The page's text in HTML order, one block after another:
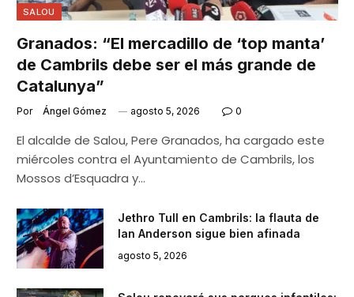
SALOU
Granados: “El mercadillo de ‘top manta’
de Cambrils debe ser el más grande de
Catalunya”
Por Ángel Gómez agosto 5, 2026 0
El alcalde de Salou, Pere Granados, ha cargado este
miércoles contra el Ayuntamiento de Cambrils, los
Mossos d’Esquadra y…
Jethro Tull en Cambrils: la flauta de
Ian Anderson sigue bien afinada
agosto 5, 2026